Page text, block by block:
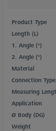
Product Type
Length (L)
1. Angle (°)
2. Angle (°)
Material
Connection Type
Measuring
Application
Ø Body (DG)
Weight